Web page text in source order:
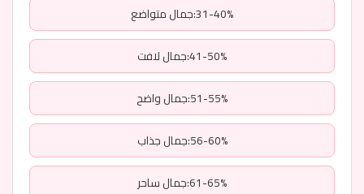
31-40%:جمال متواضع
41-50%:جمال لافت
51-55%:جمال واضح
56-60%:جمال جذاب
61-65%:جمال ساحر